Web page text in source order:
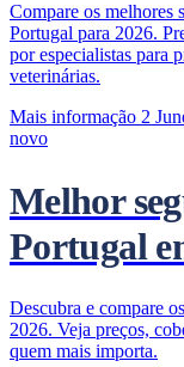
Compare os melhores
Portugal para 2026.
por especialistas para
veterinárias.
Mais informação 2
novo
Melhor
Portugal
Descubra e compare
2026. Veja preços,
quem mais importa.